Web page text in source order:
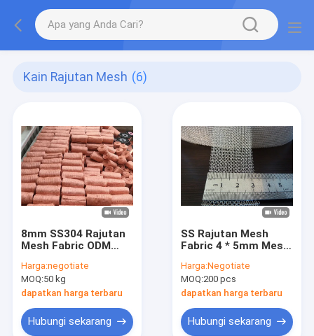
Kain Rajutan Mesh (6)
8mm SS304 Rajutan
Mesh Fabric ODM
800 Derajat
Harga:negotiate
MOQ:50 kg
dapatkan harga terbaru
Hubungi sekarang
SS Rajutan Mesh
Fabric 4 * 5mm Mesh
301 Untuk Demister
Harga:Negotiate
MOQ:200 pcs
dapatkan harga terbaru
Hubungi sekarang